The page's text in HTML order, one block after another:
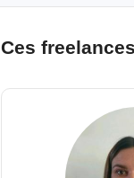
Ces